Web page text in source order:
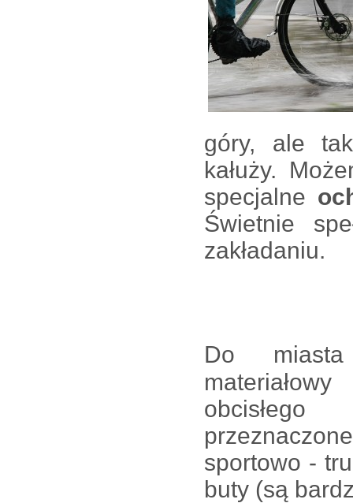
góry, ale
kałuży.
specjalne
Świetnie
zakładaniu.
Do
sportowo -
buty (są